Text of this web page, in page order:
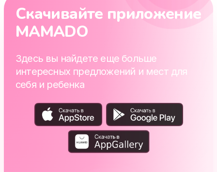
Скачивайте приложение
MAMADO
Здесь вы найдете еще больше
интересных предложений и мест для
себя и ребенка